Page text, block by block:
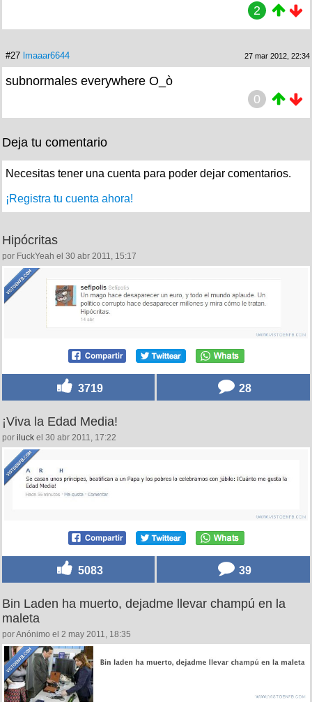
2
#27 lmaaar6644 27 mar 2012, 22:34
subnormales everywhere O_ò
0
Deja tu comentario
Necesitas tener una cuenta para poder dejar comentarios.
¡Registra tu cuenta ahora!
Hipócritas
por FuckYeah el 30 abr 2011, 15:17
3719 28
¡Viva la Edad Media!
por iluck el 30 abr 2011, 17:22
5083 39
Bin Laden ha muerto, dejadme llevar champú en la
maleta
por Anónimo el 2 may 2011, 18:35